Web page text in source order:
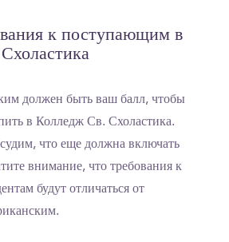
к поступающим в
должен быть ваш балл, чтобы
в Колледж Св. Схоластика.
что еще должна включать
внимание, что требования к
будут отличаться от